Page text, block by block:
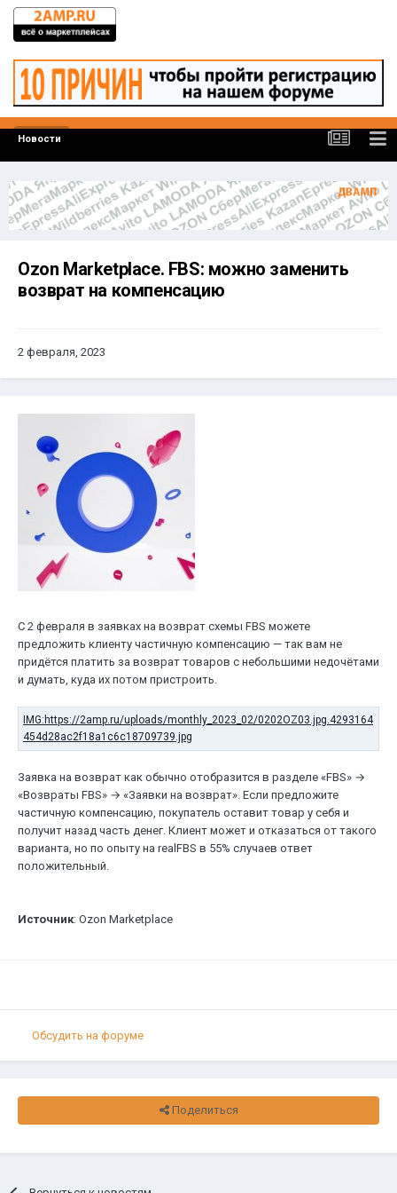
Новости
Ozon Marketplace. FBS: можно заменить
возврат на компенсацию
2 февраля, 2023
С 2 февраля в заявках на возврат схемы FBS можете
предложить клиенту частичную компенсацию — так вам не
придётся платить за возврат товаров с небольшими недочётами
и думать, куда их потом пристроить.
Заявка на возврат как обычно отобразится в разделе «FBS» →
«Возвраты FBS» → «Заявки на возврат». Если предложите
частичную компенсацию, покупатель оставит товар у себя и
получит назад часть денег. Клиент может и отказаться от такого
варианта, но по опыту на realFBS в 55% случаев ответ
положительный.
Источник: Ozon Marketplace
Обсудить на форуме
Поделиться